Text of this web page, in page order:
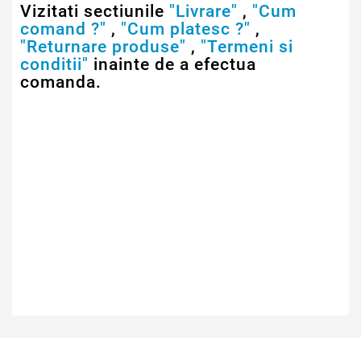
Vizitati sectiunile "Livrare" , "Cum
comand ?" , "Cum platesc ?" ,
"Returnare produse" , "Termeni si
conditii" inainte de a efectua
comanda.